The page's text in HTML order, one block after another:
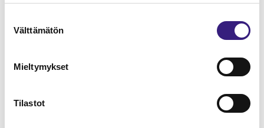
valinta
Välttämätön
Mieltymykset
Tilastot
Lue Tilisanomien